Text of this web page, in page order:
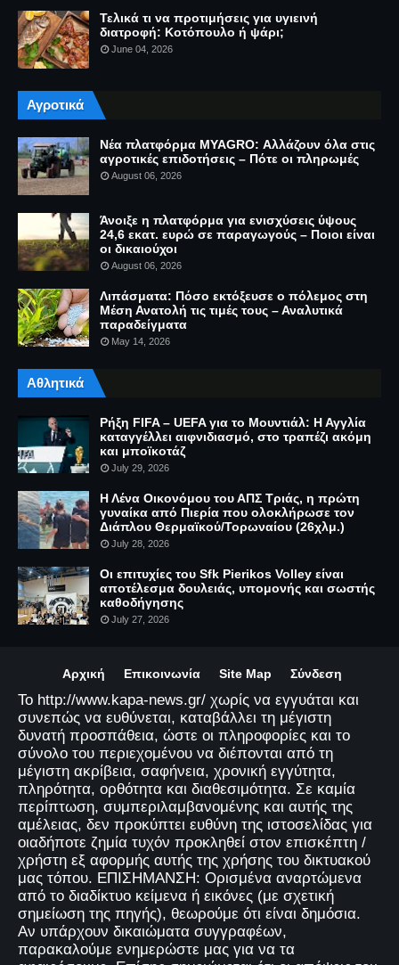
Τελικά τι να προτιμήσεις για υγιεινή
διατροφή: Κοτόπουλο ή ψάρι;
June 04, 2026
Αγροτικά
Νέα πλατφόρμα MYAGRO: Αλλάζουν όλα στις
αγροτικές επιδοτήσεις – Πότε οι πληρωμές
August 06, 2026
Άνοιξε η πλατφόρμα για ενισχύσεις ύψους
24,6 εκατ. ευρώ σε παραγωγούς – Ποιοι είναι
οι δικαιούχοι
August 06, 2026
Λιπάσματα: Πόσο εκτόξευσε ο πόλεμος στη
Μέση Ανατολή τις τιμές τους – Αναλυτικά
παραδείγματα
May 14, 2026
Αθλητικά
Ρήξη FIFA – UEFA για το Μουντιάλ: Η Αγγλία
καταγγέλλει αιφνιδιασμό, στο τραπέζι ακόμη
και μποϊκοτάζ
July 29, 2026
Η Λένα Οικονόμου του ΑΠΣ Τριάς, η πρώτη
γυναίκα από Πιερία που ολοκλήρωσε τον
Διάπλου Θερμαϊκού/Τορωναίου (26χλμ.)
July 28, 2026
Οι επιτυχίες του Sfk Pierikos Volley είναι
αποτέλεσμα δουλειάς, υπομονής και σωστής
καθοδήγησης
July 27, 2026
Αρχική Επικοινωνία Site Map Σύνδεση
Το http://www.kapa-news.gr/ χωρίς να εγγυάται και
συνεπώς να ευθύνεται, καταβάλλει τη μέγιστη
δυνατή προσπάθεια, ώστε οι πληροφορίες και το
σύνολο του περιεχομένου να διέπονται από τη
μέγιστη ακρίβεια, σαφήνεια, χρονική εγγύτητα,
πληρότητα, ορθότητα και διαθεσιμότητα. Σε καμία
περίπτωση, συμπεριλαμβανομένης και αυτής της
αμέλειας, δεν προκύπτει ευθύνη της ιστοσελίδας για
οιαδήποτε ζημία τυχόν προκληθεί στον επισκέπτη /
χρήστη εξ αφορμής αυτής της χρήσης του δικτυακού
μας τόπου. ΕΠΙΣΗΜΑΝΣΗ: Ορισμένα αναρτώμενα
από το διαδίκτυο κείμενα ή εικόνες (με σχετική
σημείωση της πηγής), θεωρούμε ότι είναι δημόσια.
Αν υπάρχουν δικαιώματα συγγραφέων,
παρακαλούμε ενημερώστε μας για να τα